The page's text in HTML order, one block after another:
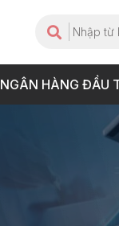
NGÂN HÀNG ĐẦU